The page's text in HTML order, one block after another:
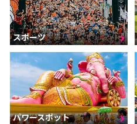
スポーツ
パワースポット